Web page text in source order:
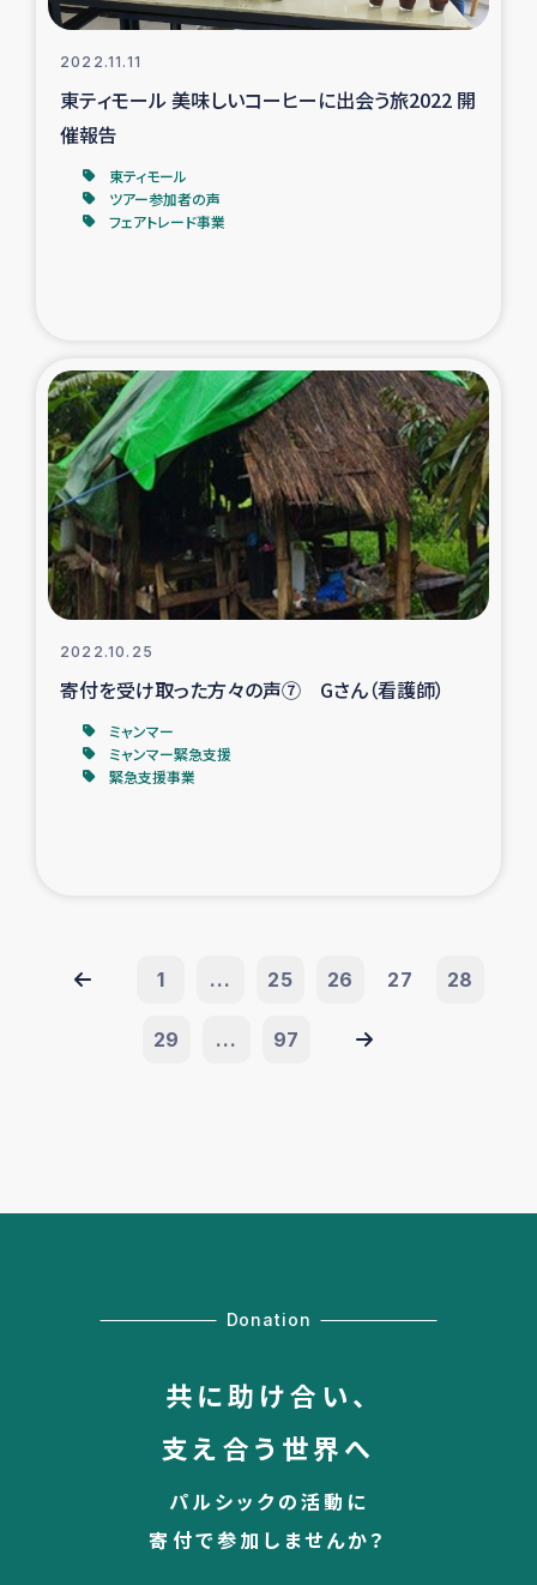
2022.11.11
東ティモール 美味しいコーヒーに出会う旅2022 開
催報告
東ティモール
ツアー参加者の声
フェアトレード事業
2022.10.25
寄付を受け取った方々の声⑦ Gさん（看護師）
ミャンマー
ミャンマー緊急支援
緊急支援事業
1 ... 25 26 27 28
29 ... 97
Donation
共に助け合い、
支え合う世界へ
パルシックの活動に
寄付で参加しませんか？